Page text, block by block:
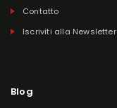
Contatto
Iscriviti alla Newsletter
Blog